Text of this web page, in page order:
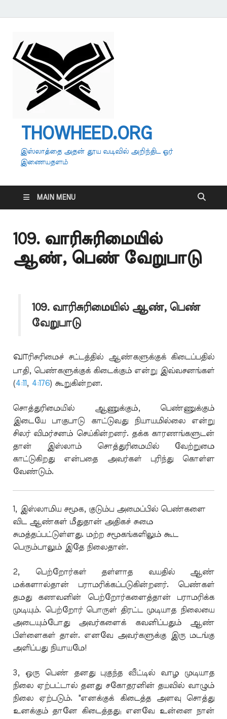
THOWHEED.ORG
இஸ்லாத்தை அதன் தூய வடிவில் அறிந்திட ஓர்
இணையதளம்
MAIN MENU
109. வாரிசுரிமையில்
ஆண், பெண் வேறுபாடு
109. வாரிசுரிமையில் ஆண், பெண்
வேறுபாடு
வாரிசுரிமைச் சட்டத்தில் ஆண்களுக்குக் கிடைப்பதில்
பாதி, பெண்களுக்குக் கிடைக்கும் என்று இவ்வசனங்கள்
(4:11, 4:176) கூறுகின்றன.
சொத்துரிமையில் ஆணுக்கும், பெண்ணுக்கும்
இடையே பாகுபாடு காட்டுவது நியாயமில்லை என்று
சிலர் விமர்சனம் செய்கின்றனர். தக்க காரணங்களுடன்
தான் இஸ்லாம் சொத்துரிமையில் வேற்றுமை
காட்டுகிறது என்பதை அவர்கள் புரிந்து கொள்ள
வேண்டும்.
1, இஸ்லாமிய சமூக, குடும்ப அமைப்பில் பெண்களை
விட ஆண்கள் மீதுதான் அதிகச் சுமை
சுமத்தப்பட்டுள்ளது. மற்ற சமூகங்களிலும் கூட
பெரும்பாலும் இதே நிலைதான்.
2, பெற்றோர்கள் தள்ளாத வயதில் ஆண்
மக்களால்தான் பராமரிக்கப்படுகின்றனர். பெண்கள்
தமது கணவனின் பெற்றோர்களைத்தான் பராமரிக்க
முடியும். பெற்றோர் பொருள் திரட்ட முடியாத நிலையை
அடையும்போது அவர்களைக் கவனிப்பதும் ஆண்
பிள்ளைகள் தான். எனவே அவர்களுக்கு இரு மடங்கு
அளிப்பது நியாயமே!
3, ஒரு பெண் தனது புகுந்த வீட்டில் வாழ முடியாத
நிலை ஏற்பட்டால் தனது சகோதரனின் தயவில் வாழும்
நிலை ஏற்படும். "எனக்குக் கிடைத்த அளவு சொத்து
உனக்கும் தானே கிடைத்தது; எனவே உன்னை நான்